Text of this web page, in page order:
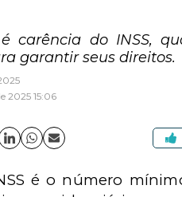
carência do INSS,
garantir seus direitos.
2025 15:06
é o número